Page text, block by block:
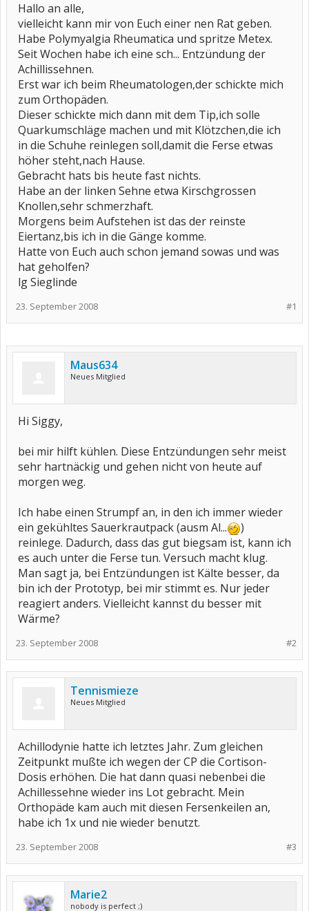
Hallo an alle,
vielleicht kann mir von Euch einer nen Rat geben.
Habe Polymyalgia Rheumatica und spritze Metex.
Seit Wochen habe ich eine sch... Entzündung der
Achillissehnen.
Erst war ich beim Rheumatologen,der schickte mich
zum Orthopäden.
Dieser schickte mich dann mit dem Tip,ich solle
Quarkumschläge machen und mit Klötzchen,die ich
in die Schuhe reinlegen soll,damit die Ferse etwas
höher steht,nach Hause.
Gebracht hats bis heute fast nichts.
Habe an der linken Sehne etwa Kirschgrossen
Knollen,sehr schmerzhaft.
Morgens beim Aufstehen ist das der reinste
Eiertanz,bis ich in die Gänge komme.
Hatte von Euch auch schon jemand sowas und was
hat geholfen?
lg Sieglinde
#1
23. September 2008
Maus634
Neues Mitglied
Hi Siggy,
bei mir hilft kühlen. Diese Entzündungen sehr meist
sehr hartnäckig und gehen nicht von heute auf
morgen weg.
Ich habe einen Strumpf an, in den ich immer wieder
ein gekühltes Sauerkrautpack (ausm Al...
)
reinlege. Dadurch, dass das gut biegsam ist, kann ich
es auch unter die Ferse tun. Versuch macht klug.
Man sagt ja, bei Entzündungen ist Kälte besser, da
bin ich der Prototyp, bei mir stimmt es. Nur jeder
reagiert anders. Vielleicht kannst du besser mit
Wärme?
#2
23. September 2008
Tennismieze
Neues Mitglied
Achillodynie hatte ich letztes Jahr. Zum gleichen
Zeitpunkt mußte ich wegen der CP die Cortison-
Dosis erhöhen. Die hat dann quasi nebenbei die
Achillessehne wieder ins Lot gebracht. Mein
Orthopäde kam auch mit diesen Fersenkeilen an,
habe ich 1x und nie wieder benutzt.
#3
23. September 2008
Marie2
nobody is perfect ;)